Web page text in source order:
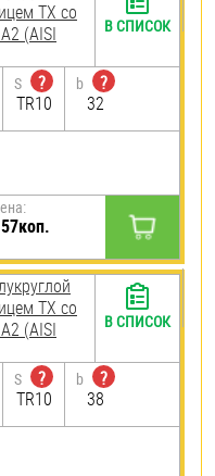
TX со
(AISI
S
?
TR10
b
?
32
В СПИСОК
TX со
(AISI
S
?
TR10
b
?
38
В СПИСОК